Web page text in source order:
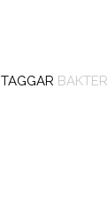
TAGGAR